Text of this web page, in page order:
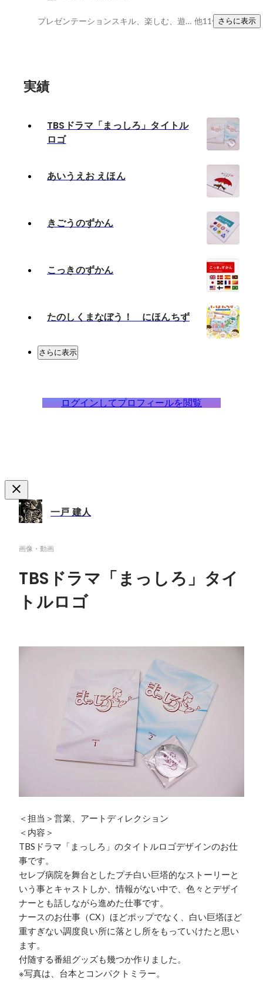
プレゼンテーションスキル、楽しむ、遊び心 他11件さらに表示
実績
TBSドラマ「まっしろ」タイトル
ロゴ
あいうえお えほん
きごうのずかん
こっきのずかん
たのしくまなぼう！ にほんちず
さらに表示
ログインしてプロフィールを閲覧
一戸 建人
画像・動画
TBSドラマ「まっしろ」タイ
トルロゴ
＜担当＞営業、アートディレクション
＜内容＞
TBSドラマ「まっしろ」のタイトルロゴデザインのお仕
事です。
セレブ病院を舞台としたプチ白い巨塔的なストーリーと
いう事とキャストしか、情報がない中で、色々とデザイ
ナーとも話しながら進めた仕事です。
ナースのお仕事（CX）ほどポップでなく、白い巨塔ほど
重すぎない調度良い所に落とし所をもっていけたと思い
ます。
付随する番組グッズも幾つか作りました。
※写真は、台本とコンパクトミラー。